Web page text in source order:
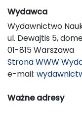
Wydawca
Wydawnictwo
ul. Dewajtis 5,
01-815 Warszawa
Strona WWW
e-mail:
Ważne adresy